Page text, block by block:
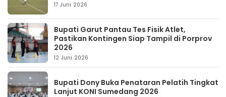
17 Juni 2026
Bupati Garut Pantau Tes Fisik Atlet,
Pastikan Kontingen Siap Tampil di Porprov
2026
12 Juni 2026
Bupati Dony Buka Penataran Pelatih Tingkat
Lanjut KONI Sumedang 2026